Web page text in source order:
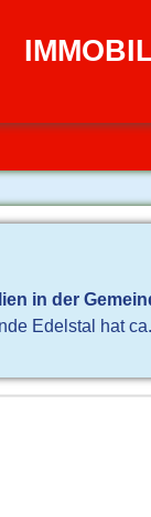
in der
Edelstal hat